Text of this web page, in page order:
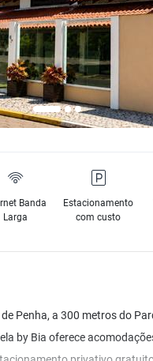
Banda
Larga
Estacionamento
com custo
Penha, a 300 metros do
by Bia oferece